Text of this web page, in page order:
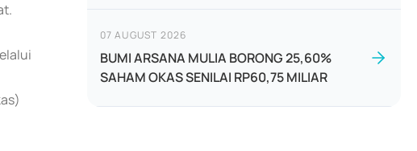
07 AUGUST 2026
BUMI ARSANA MULIA BORONG 25,60%
SAHAM OKAS SENILAI RP60,75 MILIAR